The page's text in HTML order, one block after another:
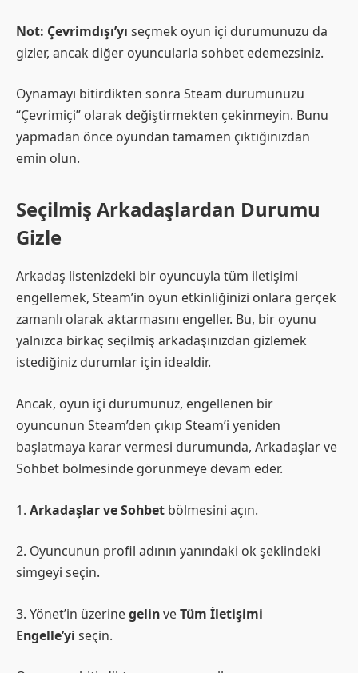
Not: Çevrimdışı’yı seçmek oyun içi durumunuzu da
gizler, ancak diğer oyuncularla sohbet edemezsiniz.
Oynamayı bitirdikten sonra Steam durumunuzu
“Çevrimiçi” olarak değiştirmekten çekinmeyin. Bunu
yapmadan önce oyundan tamamen çıktığınızdan
emin olun.
Seçilmiş Arkadaşlardan Durumu
Gizle
Arkadaş listenizdeki bir oyuncuyla tüm iletişimi
engellemek, Steam’in oyun etkinliğinizi onlara gerçek
zamanlı olarak aktarmasını engeller. Bu, bir oyunu
yalnızca birkaç seçilmiş arkadaşınızdan gizlemek
istediğiniz durumlar için idealdir.
Ancak, oyun içi durumunuz, engellenen bir
oyuncunun Steam’den çıkıp Steam’i yeniden
başlatmaya karar vermesi durumunda, Arkadaşlar ve
Sohbet bölmesinde görünmeye devam eder.
1. Arkadaşlar ve Sohbet bölmesini açın.
2. Oyuncunun profil adının yanındaki ok şeklindeki
simgeyi seçin.
3. Yönet’in üzerinegelinveTüm İletişimi
Engelle’yi seçin.